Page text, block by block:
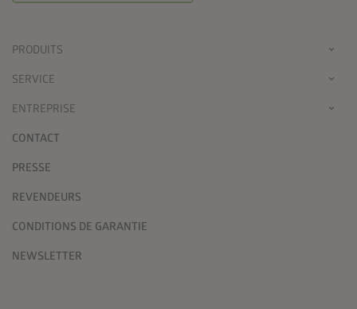
PRODUITS
SERVICE
ENTREPRISE
CONTACT
PRESSE
REVENDEURS
CONDITIONS DE GARANTIE
NEWSLETTER